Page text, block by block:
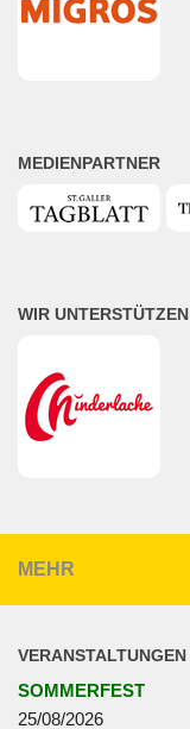
MEDIENPARTNER
WIR UNTERSTÜTZEN
MEHR
VERANSTALTUNGEN
SOMMERFEST
25/08/2026